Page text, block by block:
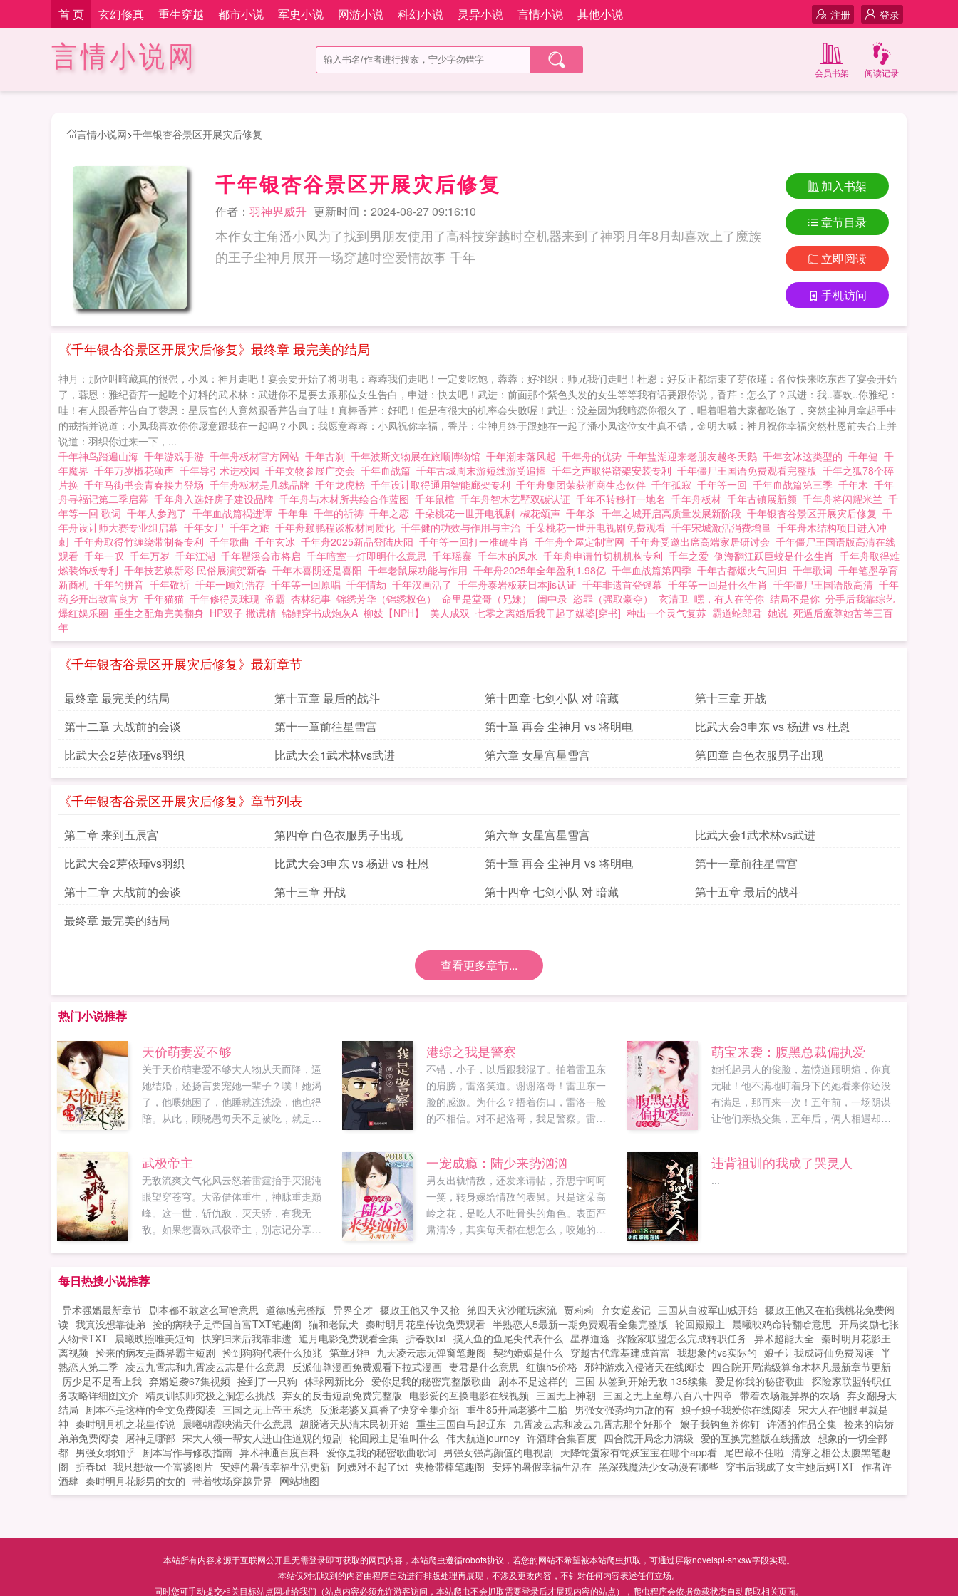
首 页 玄幻修真 重生穿越 都市小说 军史小说 网游小说 科幻小说 灵异小说 言情小说 其他小说 登录
注册
言情小说网 阅读记录
会员书架
言情小说网>千年银杏谷景区开展灾后修复
千年银杏谷景区开展灾后修复
作者： 羽神界威升 更新时间：2024-08-27 09:16:10
本作女主角潘小凤为了找到男朋友使用了高科技穿越时空机器来到了神羽月年8月却喜欢上了魔族
的王子尘神月展开一场穿越时空爱情故事 千年
加入书架
章节目录
立即阅读
手机访问
《千年银杏谷景区开展灾后修复》最终章 最完美的结局
神月：那位叫暗藏真的很强，小凤：神月走吧！宴会要开始了将明电：蓉蓉我们走吧！一定要吃饱，蓉蓉：好羽织：师兄我们走吧！杜恩：好反正都结束了芽依瑾：各位快来吃东西了宴会开始
了，蓉恩：雅纪香芹一起吃个好料的武术林：武进你不是要去跟那位女生告白，申进：快去吧！武进：前面那个紫色头发的女生等等我有话要跟你说，香芹：怎么了？武进：我..喜欢..你雅纪：
哇！有人跟香芹告白了蓉恩：星辰宫的人竟然跟香芹告白了哇！真棒香芹：好吧！但是有很大的机率会失败喔！武进：没差因为我暗恋你很久了，唱着唱着大家都吃饱了，突然尘神月拿起手中
的戒指并说道：小凤我喜欢你你愿意跟我在一起吗？小凤：我愿意蓉蓉：小凤祝你幸福，香芹：尘神月终于跟她在一起了潘小凤这位女生真不错，金明大喊：神月祝你幸福突然杜恩前去台上并
说道：羽织你过来一下，...
千年神鸟踏遍山海 千年游戏手游 千年舟板材官方网站 千年古刹 千年波斯文物展在旅顺博物馆 千年潮未落风起 千年舟的优势 千年盐湖迎来老朋友越冬天鹅 千年玄冰这类型的 千年健 千
年魔界 千年万岁椒花颂声 千年导引术进校园 千年文物参展广交会 千年血战篇 千年古城周末游短线游受追捧 千年之声取得谱架安装专利 千年僵尸王国语免费观看完整版 千年之狐78个碎
片换 千年马街书会青春接力登场 千年舟板材是几线品牌 千年龙虎榜 千年设计取得通用智能廊架专利 千年舟集团荣获浙商生态伙伴 千年孤寂 千年等一回 千年血战篇第三季 千年木 千年
舟寻福记第二季启幕 千年舟入选好房子建设品牌 千年舟与木材所共绘合作蓝图 千年鼠棺 千年舟智木艺墅双碳认证 千年不转移打一地名 千年舟板材 千年古镇展新颜 千年舟将闪耀米兰 千
年等一回 歌词 千年人参跑了 千年血战篇祸进谭 千年隼 千年的祈祷 千年之恋 千朵桃花一世开电视剧 椒花颂声 千年杀 千年之城开启高质量发展新阶段 千年银杏谷景区开展灾后修复 千
年舟设计师大赛专业组启幕 千年女尸 千年之旅 千年舟赖鹏程谈板材同质化 千年健的功效与作用与主治 千朵桃花一世开电视剧免费观看 千年宋城激活消费增量 千年舟木结构项目进入冲
刺 千年舟取得竹缠绕带制备专利 千年歌曲 千年玄冰 千年舟2025新品登陆庆阳 千年等一回打一准确生肖 千年舟全屋定制官网 千年舟受邀出席高端家居研讨会 千年僵尸王国语版高清在线
观看 千年一叹 千年万岁 千年江湖 千年瞿溪会市将启 千年暗室一灯即明什么意思 千年瑶寨 千年木的风水 千年舟申请竹切机机构专利 千年之爱 倒海翻江跃巨蛟是什么生肖 千年舟取得难
燃装饰板专利 千年技艺焕新彩 民俗展演贺新春 千年木喜阴还是喜阳 千年老鼠屎功能与作用 千年舟2025年全年盈利1.98亿 千年血战篇第四季 千年古都烟火气回归 千年歌词 千年笔墨孕育
新商机 千年的拼音 千年敬祈 千年一顾刘浩存 千年等一回原唱 千年情劫 千年汉画活了 千年舟泰岩板获日本jis认证 千年非遗首登银幕 千年等一回是什么生肖 千年僵尸王国语版高清 千年
药乡开出致富良方 千年猫猫 千年修得灵珠现 帝霸 杏林纪事 锦绣芳华（锦绣权色） 命里是堂哥（兄妹） 闺中录 恣罪（强取豪夺） 玄清卫 嘿，有人在等你 结局不是你 分手后我靠综艺
爆红娱乐圈 重生之配角完美翻身 HP双子 撒谎精 锦鲤穿书成炮灰A 柳妓【NPH】 美人成双 七零之离婚后我干起了媒婆[穿书] 种出一个灵气复苏 霸道蛇郎君 她说 死遁后魔尊她苦等三百
年
《千年银杏谷景区开展灾后修复》最新章节
最终章 最完美的结局 第十五章 最后的战斗 第十四章 七剑小队 对 暗藏
第十三章 开战
第十二章 大战前的会谈
第十一章前往星雪宫 第十章 再会 尘神月 vs 将明电
比武大会3申东 vs 杨进 vs 杜恩
比武大会2芽依瑾vs羽织
比武大会1武术林vs武进 第六章 女星宫星雪宫 第四章 白色衣服男子出现
《千年银杏谷景区开展灾后修复》章节列表
第二章 来到五辰宫 第四章 白色衣服男子出现 第六章 女星宫星雪宫
比武大会1武术林vs武进
比武大会2芽依瑾vs羽织
比武大会3申东 vs 杨进 vs 杜恩 第十章 再会 尘神月 vs 将明电
第十一章前往星雪宫
第十二章 大战前的会谈
第十三章 开战 第十四章 七剑小队 对 暗藏
第十五章 最后的战斗
最终章 最完美的结局
查看更多章节...
热门小说推荐
天价萌妻爱不够
关于天价萌妻爱不够大人物从天而降，逼
她结婚，还扬言要宠她一辈子？噗！她渴
了，他喂她困了，他睡就连洗澡，他也得
陪。从此，顾晓愚每天不是被吃，就是走
人微微一跺脚，千人军团来报道，夫人，
首长又饿了。...
港综之我是警察
不错，小子，以后跟我混了。拍着雷卫东
的肩膀，雷洛笑道。谢谢洛哥！雷卫东一
脸的感激。为什么？捂着伤口，雷洛一脸
的不相信。对不起洛哥，我是警察。雷卫
是挖墙脚的问题，而是老大你的老婆带着
阿美发财，我在家中都快变成煮夫了。陈
家驹一脸的苦恼。彭奕行，比枪吗？雷卫
东扛着巴雷特问道。滚，我不和子弹会转
弯的人比。彭奕行帅气的回答。高进，玩
两把吗？雷卫东拿着扑克牌。滚，我不会
朋友...
萌宝来袭：腹黑总裁偏执爱
她托起男人的俊脸，羞愤道顾明煊，你真
无耻！他不满地盯着身下的她看来你还没
有满足，那再来一次！五年前，一场阴谋
让他们亲热交集，五年后，俩人相遇却不
不小心把他给压了，夺去了他的初吻他说
你家孩子把你卖了，以后就乖乖留在这儿
武极帝主
无敌流爽文气化风云怒若雷霆抬手灭混沌
眼望穿苍穹。大帝借体重生，神脉重走巅
峰。这一世，斩仇敌，灭天骄，有我无
敌。如果您喜欢武极帝主，别忘记分享给
一宠成瘾：陆少来势汹汹
男友出轨情敌，还发来请帖，乔思宁呵呵
一笑，转身嫁给情敌的表舅。只是这朵高
岭之花，是吃人不吐骨头的角色。表面严
肃清冷，其实每天都在想怎么，咬她的
违背祖训的我成了哭灵人
...
每日热搜小说推荐
异术强婿最新章节 剧本都不敢这么写啥意思 道德感完整版 异界全才 摄政王他又争又抢 第四天灾沙雕玩家流 贾莉莉 弃女逆袭记 三国从白波军山贼开始 摄政王他又在掐我桃花免费阅
读 我真没想靠徒弟 捡的病秧子是帝国首富TXT笔趣阁 猫和老鼠犬 秦时明月花皇传说免费观看 半熟恋人5最新一期免费观看全集完整版 轮回殿殿主 晨曦映鸡命转翻啥意思 开局奖励七张
人物卡TXT 晨曦映照唯美短句 快穿归来后我靠非遗 追月电影免费观看全集 折春欢txt 摸人鱼的鱼尾尖代表什么 星界道途 探险家联盟怎么完成转职任务 异术超能大全 秦时明月花影王
离视频 捡来的病友是商界霸主短剧 捡到狗狗代表什么预兆 第章邪神 九天凌云志无弹窗笔趣阁 契约婚姻是什么 穿越古代靠基建成首富 我想象的vs实际的 娘子让我成诗仙免费阅读 半
熟恋人第二季 凌云九霄志和九霄凌云志是什么意思 反派仙尊漫画免费观看下拉式漫画 妻君是什么意思 红旗h5价格 邪神游戏入侵诸天在线阅读 四合院开局满级算命术林凡最新章节更新
厉少是不是看上我 弃婿逆袭67集视频 捡到了一只狗 体球网新比分 爱你是我的秘密完整版歌曲 剧本不是这样的 三国 从签到开始无敌 135续集 爱是你我的秘密歌曲 探险家联盟转职任
务攻略详细图文介 精灵训练师究极之洞怎么挑战 弃女的反击短剧免费完整版 电影爱的互换电影在线视频 三国无上神朝 三国之无上至尊八百八十四章 带着农场混异界的农场 弃女翻身大
结局 剧本不是这样的全文免费阅读 三国之无上帝王系统 反派老婆又真香了快穿全集介绍 重生85开局老婆生二胎 男强女强势均力敌的有 娘子娘子我爱你在线阅读 宋大人在他眼里就是
神 秦时明月机之花皇传说 晨曦朝霞映满天什么意思 超脱诸天从清末民初开始 重生三国白马起辽东 九霄凌云志和凌云九霄志那个好那个 娘子我钩鱼养你钉 许酒的作品全集 捡来的病娇
弟弟免费阅读 屠神是哪部 宋大人领一帮女人进山住道观的短剧 轮回殿主是谁叫什么 伟大航道journey 许酒肆合集百度 四合院开局念力满级 爱的互换完整版在线播放 想象的一切全部
都 男强女弱知乎 剧本写作与修改指南 异术神通百度百科 爱你是我的秘密歌曲歌词 男强女强高颜值的电视剧 天降蛇蛋家有蛇妖宝宝在哪个app看 尾巴藏不住啦 清穿之相公太腹黑笔趣
阁 折春txt 我只想做一个富婆图片 安婷的暑假幸福生活更新 阿姨对不起了txt 夹枪带棒笔趣阁 安婷的暑假幸福生活在 黑深残魔法少女动漫有哪些 穿书后我成了女主她后妈TXT 作者许
酒肆 秦时明月花影男的女的 带着牧场穿越异界 网站地图
本站所有内容来源于互联网公开且无需登录即可获取的网页内容，本站爬虫遵循robots协议，若您的网站不希望被本站爬虫抓取，可通过屏蔽novelspi-shxsw字段实现。
本站仅对抓取到的内容由程序自动进行排版处理再展现，不涉及更改内容，不针对任何内容表述任何立场。
同时您可手动提交相关目标站点网址给我们（站点内容必须允许游客访问，本站爬虫不会抓取需要登录后才展现内容的站点），爬虫程序会依据负载状态自动爬取相关页面。